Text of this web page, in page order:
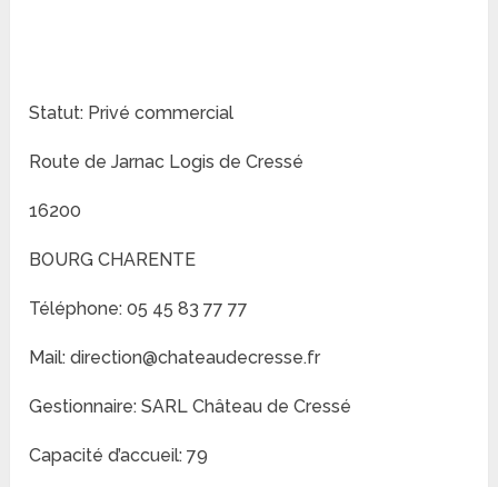
Statut: Privé commercial
Route de Jarnac Logis de Cressé
16200
BOURG CHARENTE
Téléphone: 05 45 83 77 77
Mail: direction@chateaudecresse.fr
Gestionnaire: SARL Château de Cressé
Capacité d’accueil: 79